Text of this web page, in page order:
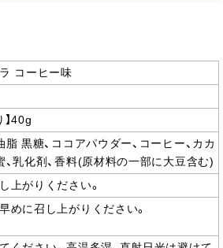
コーヒー味
】40g
脂 黒糖、ココアパウダー、コーヒー、カカ
、乳化剤、香料(原材料の一部に大豆含む)
上がりください。
めに召し上がりください。